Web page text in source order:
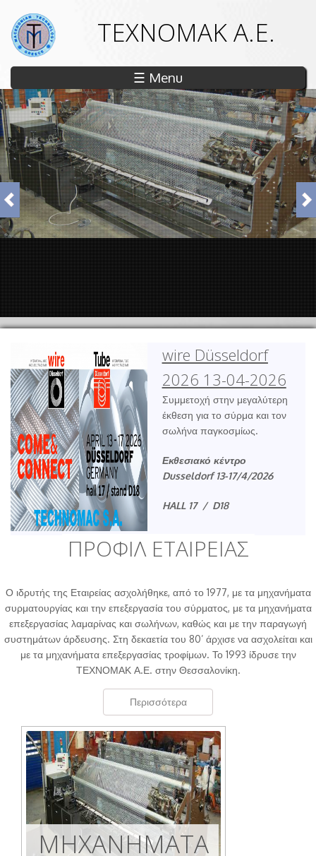
ΤΕΧΝΟΜΑΚ Α.Ε.
☰ Menu
wire Düsseldorf
2026 13-04-2026
Συμμετοχή στην μεγαλύτερη
έκθεση για το σύρμα και τον
σωλήνα παγκοσμίως.
Εκθεσιακό κέντρο
Dusseldorf 13-17/4/2026
HALL 17 / D18
ΠΡΟΦΙΛ ΕΤΑΙΡΕΙΑΣ
Ο ιδρυτής της Εταιρείας ασχολήθηκε, από το 1977, με τα μηχανήματα
συρματουργίας και την επεξεργασία του σύρματος, με τα μηχανήματα
επεξεργασίας λαμαρίνας και σωλήνων, καθώς και με την παραγωγή
συστημάτων άρδευσης. Στη δεκαετία του 80’ άρχισε να ασχολείται και
με τα μηχανήματα επεξεργασίας τροφίμων. Το 1993 ίδρυσε την
ΤΕΧΝΟΜΑΚ Α.Ε. στην Θεσσαλονίκη.
Περισσότερα
MHXANHMATA